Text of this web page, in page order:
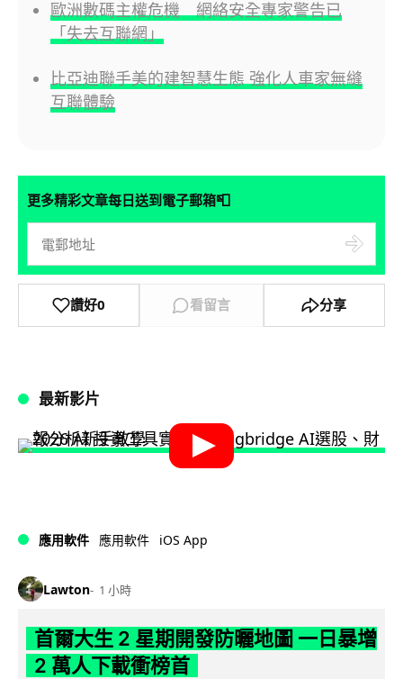
歐洲數碼主權危機 網絡安全專家警告已
「失去互聯網」
比亞迪聯手美的建智慧生態 強化人車家無縫
互聯體驗
更多精彩文章每日送到電子郵箱📮
讚好0 看留言 分享
最新影片
應用軟件 應用軟件 iOS App
Lawton 1 小時
首爾大生 2 星期開發防曬地圖 一日暴增
2 萬人下載衝榜首